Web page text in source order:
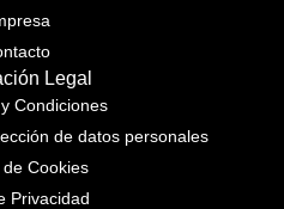
Legal
Condiciones
de datos personales
Cookies
Privacidad